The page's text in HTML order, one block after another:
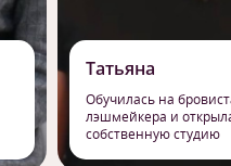
Татьяна
Обучилась на
лэшмейкера и
собственную студию